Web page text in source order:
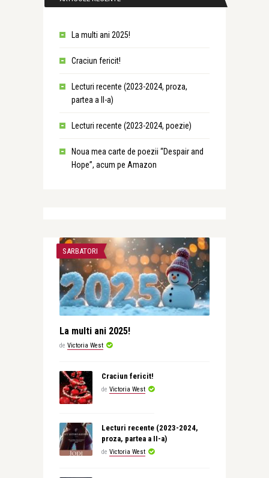
La multi ani 2025!
Craciun fericit!
Lecturi recente (2023-2024, proza,
partea a II-a)
Lecturi recente (2023-2024, poezie)
Noua mea carte de poezii “Despair and
Hope”, acum pe Amazon
SARBATORI
La multi ani 2025!
de Victoria West
Craciun fericit!
de Victoria West
Lecturi recente (2023-2024,
proza, partea a II-a)
de Victoria West